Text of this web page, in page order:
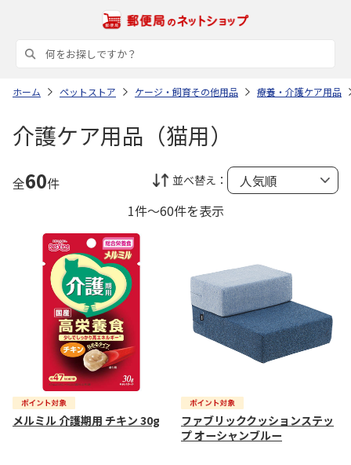
ホーム ペットストア ケージ・飼育その他用品 療養・介護ケア用品
介護ケア用品（猫用）
全60件 並べ替え：
1件～60件を表示
メルミル 介護期用 チキン 30g
ファブリッククッションステッ
プ オーシャンブルー